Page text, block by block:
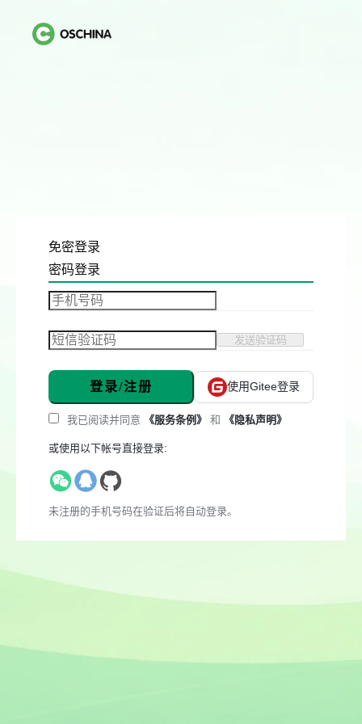
免密登录
密码登录
发送验证码
登录/注册 使用Gitee登录
我已阅读并同意 《服务条例》 和 《隐私声明》
或使用以下帐号直接登录:
未注册的手机号码在验证后将自动登录。